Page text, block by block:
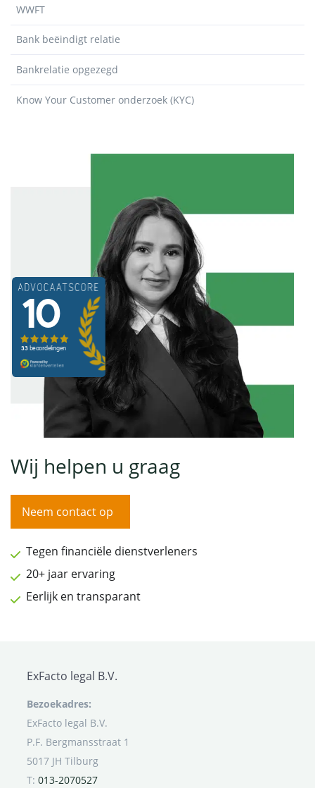
WWFT
Bank beëindigt relatie
Bankrelatie opgezegd
Know Your Customer onderzoek (KYC)
Wij helpen u graag
Neem contact op
Tegen financiële dienstverleners
20+ jaar ervaring
Eerlijk en transparant
ExFacto legal B.V.
Bezoekadres:
ExFacto legal B.V.
P.F. Bergmansstraat 1
5017 JH Tilburg
T: 013-2070527